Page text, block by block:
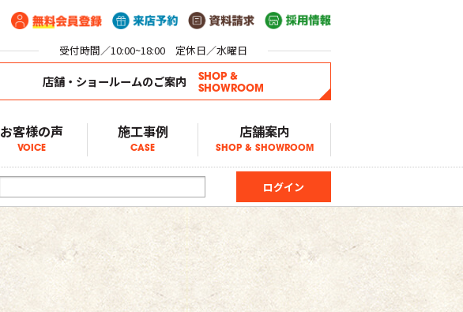
受付時間／10:00~18:00 定休日／水曜日
店舗・ショールームのご案内
SHOP &
SHOWROOM
お客様の声
VOICE
施工事例
CASE
店舗案内
SHOP & SHOWROOM